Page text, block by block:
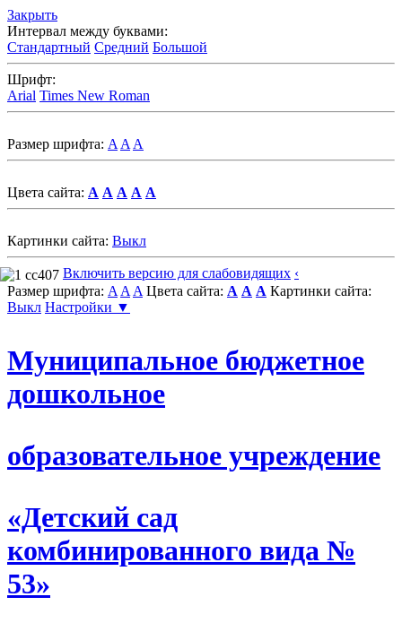
Закрыть
Интервал между буквами:
Стандартный Средний Большой
Шрифт:
Arial Times New Roman
Размер шрифта: A A A
Цвета сайта: A A A A A
Картинки сайта: Выкл
Включить версию для слабовидящих ‹
Размер шрифта: A A A Цвета сайта: A A A Картинки сайта:
Выкл Настройки ▼
Муниципальное бюджетное
дошкольное
образовательное учреждение
«Детский сад
комбинированного вида №
53»